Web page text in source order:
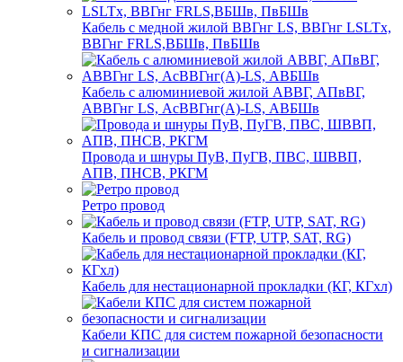
Кабель с медной жилой ВВГнг LS, ВВГнг LSLTx,
ВВГнг FRLS,ВБШв, ПвБШв
Кабель с алюминиевой жилой АВВГ, АПвВГ,
АВВГнг LS, АсВВГнг(А)-LS, АВБШв
Провода и шнуры ПуВ, ПуГВ, ПВС, ШВВП,
АПВ, ПНСВ, РКГМ
Ретро провод
Кабель и провод связи (FTP, UTP, SAT, RG)
Кабель для нестационарной прокладки (КГ, КГхл)
Кабели КПС для систем пожарной безопасности
и сигнализации